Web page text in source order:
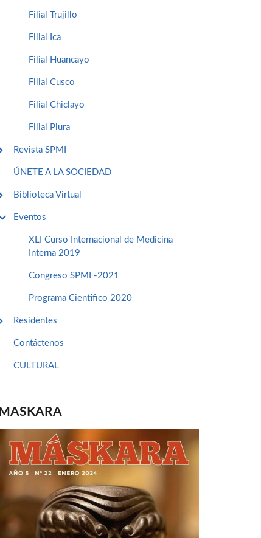
Filial Trujillo
Filial Ica
Filial Huancayo
Filial Cusco
Filial Chiclayo
Filial Piura
Revista SPMI
ÚNETE A LA SOCIEDAD
Biblioteca Virtual
Eventos
XLI Curso Internacional de Medicina
Interna 2019
Congreso SPMI -2021
Programa Cientifico 2020
Residentes
Contáctenos
CULTURAL
MASKARA